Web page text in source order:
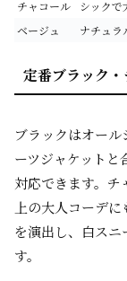
チャコール
シックで
ベージュ
ナチュラ
定番ブラック
ブラックはオー
ーツジャケットと
対応できます。
上の大人コーデ
を演出し、白ス
す。